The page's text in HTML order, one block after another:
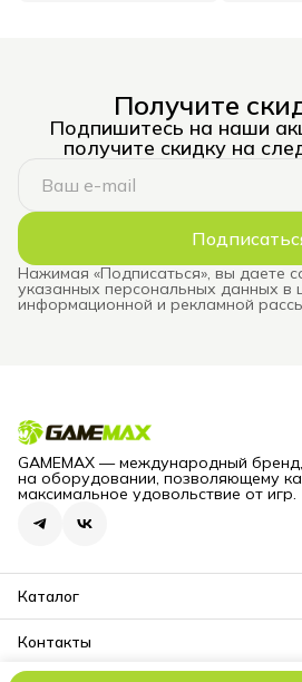
Получите
Подпишитесь на наши
получите скидку на
Нажимая «Подписаться», вы даете
указанных персональных данных в
информационной и рекламной
GAMEMAX — международный
на оборудовании, позволяющему
максимальное удовольствие от игр.
Каталог
Блоки питания для компьютеров
Корпуса для компьютеров
Столы игровые
Контакты
Юридический адрес